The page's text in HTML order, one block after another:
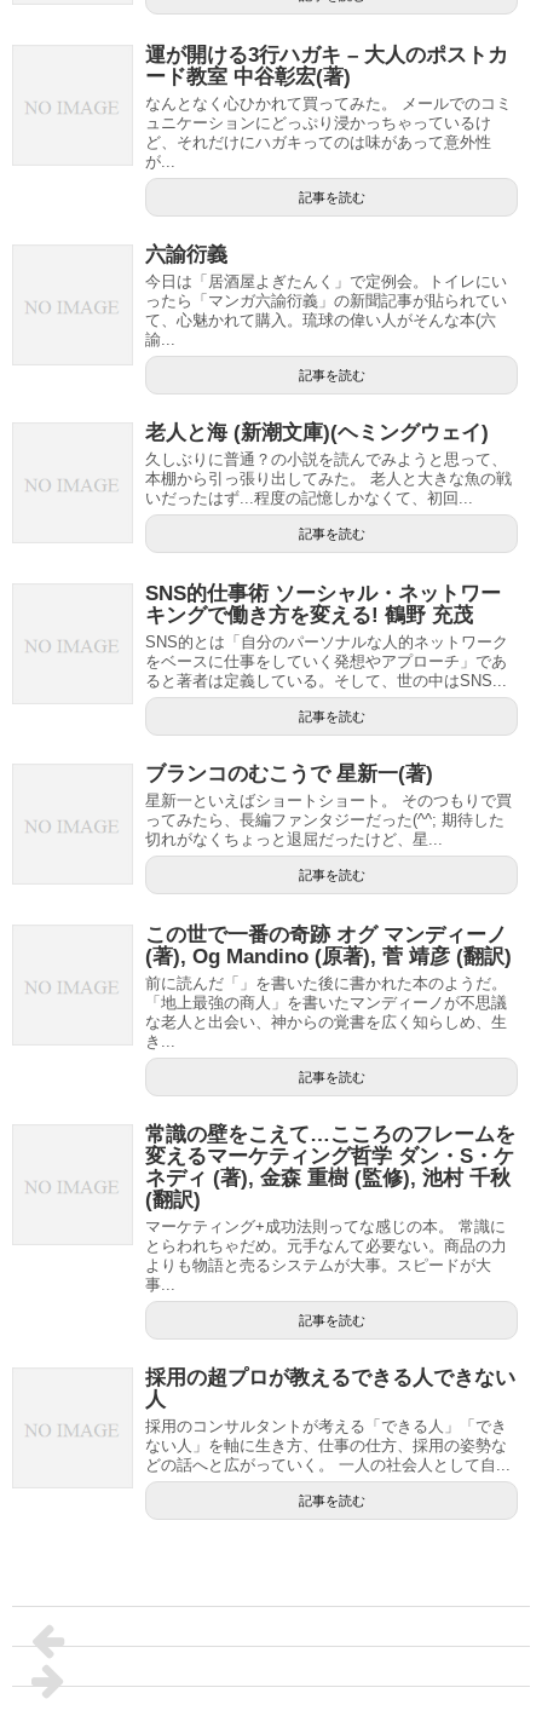
運が開ける3行ハガキ – 大人のポストカ
ード教室 中谷彰宏(著)
なんとなく心ひかれて買ってみた。 メールでのコミ
ュニケーションにどっぷり浸かっちゃっているけ
ど、それだけにハガキってのは味があって意外性
が...
記事を読む
六諭衍義
今日は「居酒屋よぎたんく」で定例会。トイレにい
ったら「マンガ六諭衍義」の新聞記事が貼られてい
て、心魅かれて購入。琉球の偉い人がそんな本(六
諭...
記事を読む
老人と海 (新潮文庫)(ヘミングウェイ)
久しぶりに普通？の小説を読んでみようと思って、
本棚から引っ張り出してみた。 老人と大きな魚の戦
いだったはず...程度の記憶しかなくて、初回...
記事を読む
SNS的仕事術 ソーシャル・ネットワー
キングで働き方を変える! 鶴野 充茂
SNS的とは「自分のパーソナルな人的ネットワーク
をベースに仕事をしていく発想やアプローチ」であ
ると著者は定義している。そして、世の中はSNS...
記事を読む
ブランコのむこうで 星新一(著)
星新一といえばショートショート。 そのつもりで買
ってみたら、長編ファンタジーだった(^^; 期待した
切れがなくちょっと退屈だったけど、星...
記事を読む
この世で一番の奇跡 オグ マンディーノ
(著), Og Mandino (原著), 菅 靖彦 (翻訳)
前に読んだ「」を書いた後に書かれた本のようだ。
「地上最強の商人」を書いたマンディーノが不思議
な老人と出会い、神からの覚書を広く知らしめ、生
き...
記事を読む
常識の壁をこえて…こころのフレームを
変えるマーケティング哲学 ダン・S・ケ
ネディ (著), 金森 重樹 (監修), 池村 千秋
(翻訳)
マーケティング+成功法則ってな感じの本。 常識に
とらわれちゃだめ。元手なんて必要ない。商品の力
よりも物語と売るシステムが大事。スピードが大
事...
記事を読む
採用の超プロが教えるできる人できない
人
採用のコンサルタントが考える「できる人」「でき
ない人」を軸に生き方、仕事の仕方、採用の姿勢な
どの話へと広がっていく。 一人の社会人として自...
記事を読む